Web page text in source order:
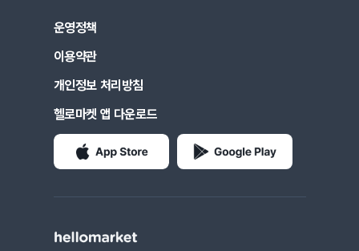
운영정책
이용약관
개인정보 처리방침
헬로마켓 앱 다운로드